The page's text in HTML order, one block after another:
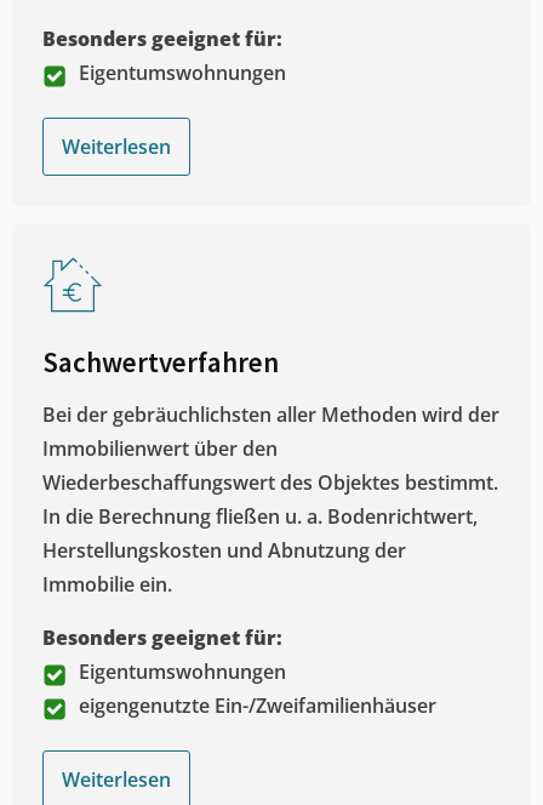
Besonders geeignet für:
Eigentumswohnungen
Weiterlesen
Sachwertverfahren
Bei der gebräuchlichsten aller Methoden wird der
Immobilienwert über den
Wiederbeschaffungswert des Objektes bestimmt.
In die Berechnung fließen u. a. Bodenrichtwert,
Herstellungskosten und Abnutzung der
Immobilie ein.
Besonders geeignet für:
Eigentumswohnungen
eigengenutzte Ein-/Zweifamilienhäuser
Weiterlesen